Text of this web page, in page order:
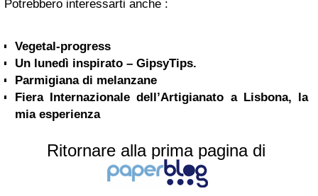
Potrebbero interessarti anche :
Vegetal-progress
Un lunedì inspirato – GipsyTips.
Parmigiana di melanzane
Fiera Internazionale dell’Artigianato a Lisbona, la
mia esperienza
Ritornare alla prima pagina di